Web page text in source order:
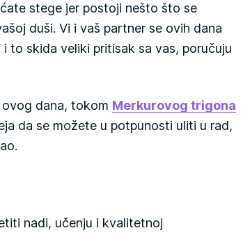
stege jer postoji nešto što se
duši. Vi i vaš partner se ovih dana
to skida veliki pritisak sa vas, poručuju
dana, tokom Merkurovog trigona
da se možete u potpunosti uliti u rad,
nadi, učenju i kvalitetnoj